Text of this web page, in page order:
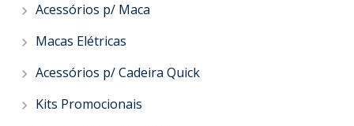
Acessórios p/ Maca
Macas Elétricas
Acessórios p/ Cadeira Quick
Kits Promocionais